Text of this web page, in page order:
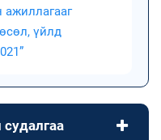
ажиллагааг
үйлд